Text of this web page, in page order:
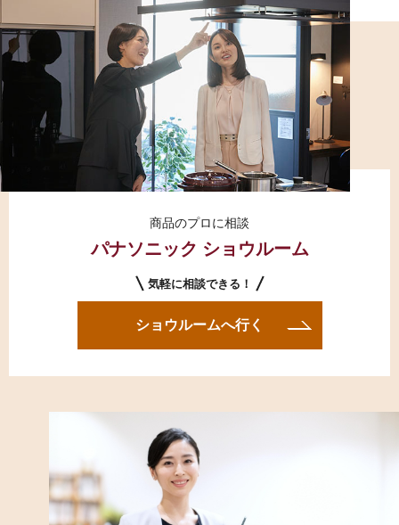
商品のプロに相談
パナソニック ショウルーム
気軽に相談できる！
ショウルームへ行く